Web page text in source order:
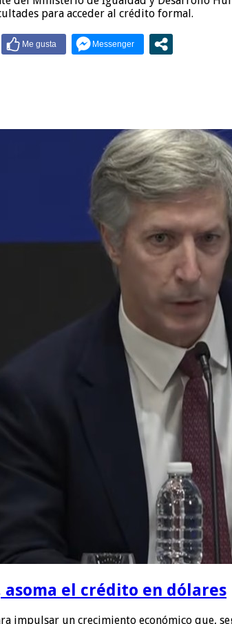
para acceder al crédito formal.
el crédito en dólares
impulsar un crecimiento económico que,